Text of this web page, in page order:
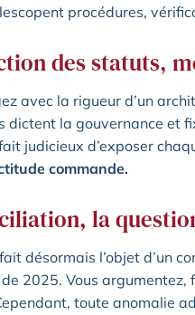
procédures,
des statuts,
avec la rigueur d’un
dictent la gouvernance et
judicieux d’exposer
commande.
la
fait désormais l’objet d’un
2025. Vous argumentez,
toute anomalie